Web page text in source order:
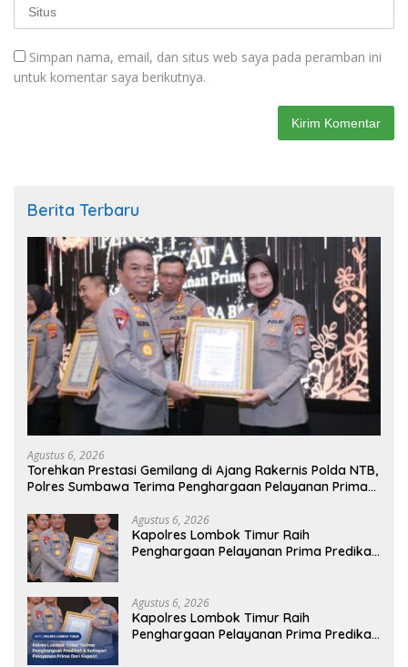
Simpan nama, email, dan situs web saya pada peramban ini
untuk komentar saya berikutnya.
Berita Terbaru
Agustus 6, 2026
Torehkan Prestasi Gemilang di Ajang Rakernis Polda NTB,
Polres Sumbawa Terima Penghargaan Pelayanan Prima
Agustus 6, 2026
Kapolres Lombok Timur Raih
Penghargaan Pelayanan Prima Predikat
Agustus 6, 2026
Kapolres Lombok Timur Raih
Penghargaan Pelayanan Prima Predikat